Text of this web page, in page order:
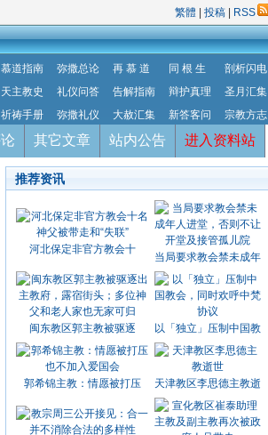
繁體 投稿 RSS
慕道指南 弥撒总论 再 慕 道 同 根 生
剖析闪电
天主教史 礼仪问答 告解指南 辩护真理
圣月汇集
祈祷手册 弥撒礼仪 大赦汇集 新答客问 宗教方志
其它文章 站内公告 进入资料站
推荐资讯
河北保定非官方教会十
当局要求教会禁未成年
闽东教区郭主教被驱逐 以「独立」压制中国教
郭希锦主教：情愿被打压 天津教区李思德主教逝